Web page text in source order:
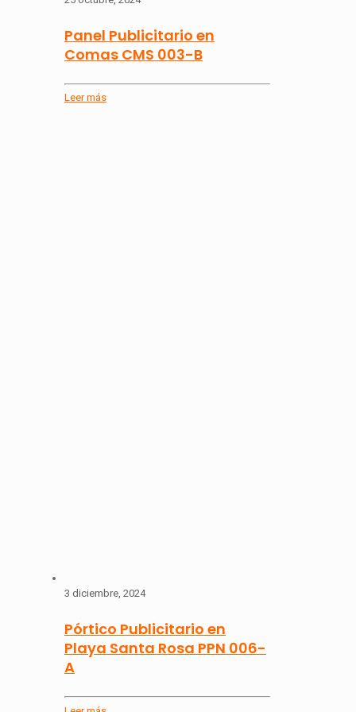
Panel Publicitario en
Comas CMS 003-B
Leer más
3 diciembre, 2024
Pórtico Publicitario en
Playa Santa Rosa PPN 006-
A